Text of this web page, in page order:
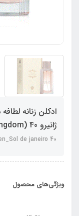
ادکلن زنانه
ژانیرو 40 (The Kingdom) Sol de janeiro 40
de janeiro 40
ویژگی‌های محصول